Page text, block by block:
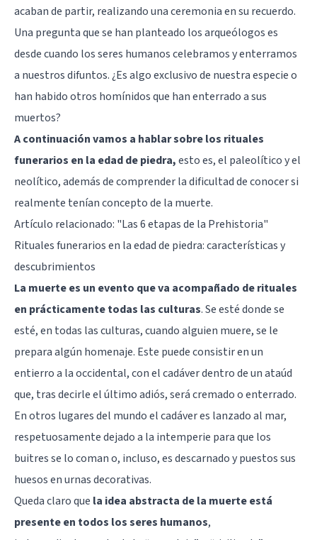
acaban de partir, realizando una ceremonia en su recuerdo.
Una pregunta que se han planteado los arqueólogos es
desde cuando los seres humanos celebramos y enterramos
a nuestros difuntos. ¿Es algo exclusivo de nuestra especie o
han habido otros homínidos que han enterrado a sus
muertos?
A continuación vamos a hablar sobre los rituales
funerarios en la edad de piedra,esto es, el paleolítico y el
neolítico, además de comprender la dificultad de conocer si
realmente tenían concepto de la muerte.
Artículo relacionado: "Las 6 etapas de la Prehistoria"
Rituales funerarios en la edad de piedra: características y
descubrimientos
La muerte es un evento que va acompañado de rituales
en prácticamente todas las culturas. Se esté donde se
esté, en todas las culturas, cuando alguien muere, se le
prepara algún homenaje. Este puede consistir en un
entierro a la occidental, con el cadáver dentro de un ataúd
que, tras decirle el último adiós, será cremado o enterrado.
En otros lugares del mundo el cadáver es lanzado al mar,
respetuosamente dejado a la intemperie para que los
buitres se lo coman o, incluso, es descarnado y puestos sus
huesos en urnas decorativas.
Queda claro que la idea abstracta de la muerte está
presente en todos los seres humanos,